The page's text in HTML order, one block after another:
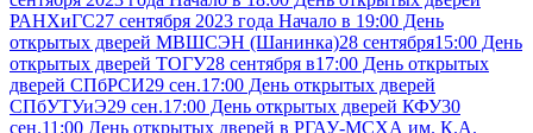
РАНХиГС27 сентября 2023 года Начало в 19:00 День
открытых дверей МВШСЭН (Шанинка)28 сентября15:00 День
открытых дверей ТОГУ28 сентября в17:00 День открытых
дверей СПбРСИ29 сен.17:00 День открытых дверей
СПбУТУиЭ29 сен.17:00 День открытых дверей КФУ30
сен.11:00 День открытых дверей в РГАУ-МСХА им. К.А.